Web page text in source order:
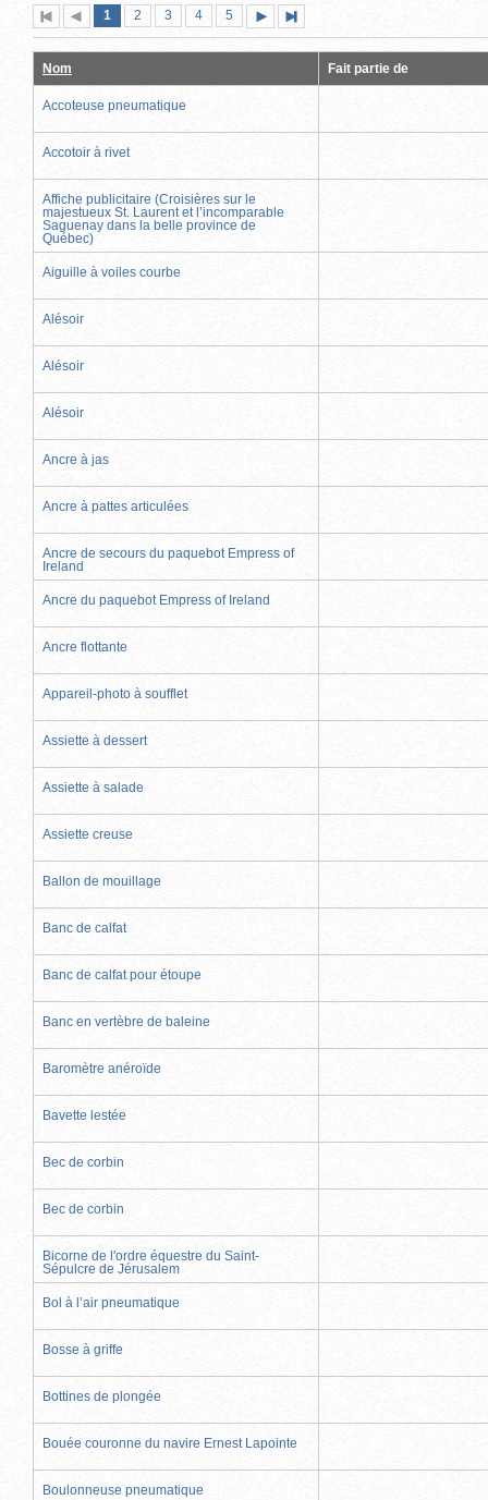
Première
page
Page
précédente
Page
1 (page
actuelle)
Page
2 Page
3 Page
4 Page
5
suivante
page
Nom Fait partie de
Accoteuse pneumatique
Accotoir à rivet
Affiche publicitaire (Croisières sur le
majestueux St. Laurent et l’incomparable
Saguenay dans la belle province de
Québec)
Aiguille à voiles courbe
Alésoir
Alésoir
Alésoir
Ancre à jas
Ancre à pattes articulées
Ancre de secours du paquebot Empress of
Ireland
Ancre du paquebot Empress of Ireland
Ancre flottante
Appareil-photo à soufflet
Assiette à dessert
Assiette à salade
Assiette creuse
Ballon de mouillage
Banc de calfat
Banc de calfat pour étoupe
Banc en vertèbre de baleine
Baromètre anéroïde
Bavette lestée
Bec de corbin
Bec de corbin
Bicorne de l'ordre équestre du Saint-
Sépulcre de Jérusalem
Bol à l’air pneumatique
Bosse à griffe
Bottines de plongée
Bouée couronne du navire Ernest Lapointe
Boulonneuse pneumatique